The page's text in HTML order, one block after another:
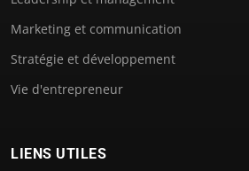
Marketing et communication
Stratégie et développement
Vie d'entrepreneur
LIENS UTILES